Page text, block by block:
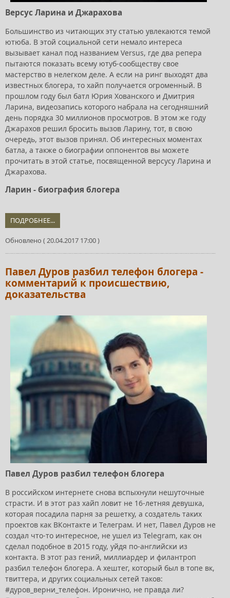
Версус Ларина и Джарахова
Большинство из читающих эту статью увлекаются темой
ютюба. В этой социальной сети немало интереса
вызывает канал под названием Versus, где два репера
пытаются показать всему ютуб-сообществу свое
мастерство в нелегком деле. А если на ринг выходят два
известных блогера, то хайп получается огроменный. В
прошлом году был батл Юрия Хованского и Дмитрия
Ларина, видеозапись которого набрала на сегодняшний
день порядка 30 миллионов просмотров. В этом же году
Джарахов решил бросить вызов Ларину, тот, в свою
очередь, этот вызов принял. Об интересных моментах
батла, а также о биографии оппонентов вы можете
прочитать в этой статье, посвященной версусу Ларина и
Джарахова.
Ларин - биография блогера
ПОДРОБНЕЕ...
Обновлено ( 20.04.2017 17:00 )
Павел Дуров разбил телефон блогера -
комментарий к происшествию,
доказательства
Павел Дуров разбил телефон блогера
В российском интернете снова вспыхнули нешуточные
страсти. И в этот раз хайп ловит не 16-летняя девушка,
которая посадила парня за решетку, а создатель таких
проектов как ВКонтакте и Телеграм. И нет, Павел Дуров не
создал что-то интересное, не ушел из Telegram, как он
сделал подобное в 2015 году, уйдя по-английски из
контакта. В этот раз гений, миллиардер и филантроп
разбил телефон блогера. А хештег, который был в топе вк,
твиттера, и других социальных сетей таков:
#дуров_верни_телефон. Иронично, не правда ли?